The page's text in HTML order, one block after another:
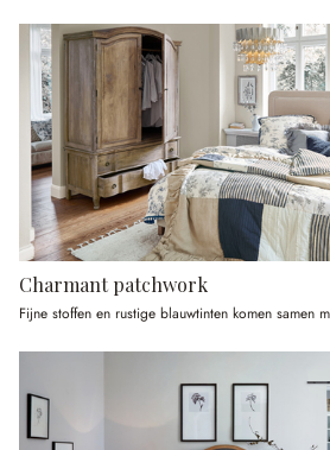
Charmant patchwork